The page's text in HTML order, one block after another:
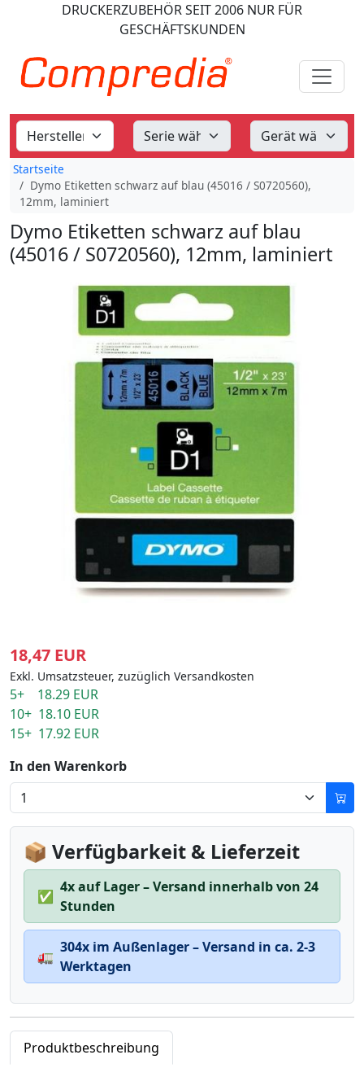
DRUCKERZUBEHÖRSEIT 2006 NUR FÜR
GESCHÄFTSKUNDEN
Startseite
Dymo Etiketten schwarz auf blau (45016 / S0720560),
12mm, laminiert
Dymo Etiketten schwarz auf blau
(45016 / S0720560), 12mm, laminiert
18,47 EUR
Exkl. Umsatzsteuer, zuzüglich Versandkosten
5+ 18.29 EUR
10+ 18.10 EUR
15+ 17.92 EUR
In den Warenkorb
📦 Verfügbarkeit & Lieferzeit
✅
4x auf Lager – Versand innerhalb von 24
Stunden
🚛
304x im Außenlager – Versand in ca. 2-3
Werktagen
Produktbeschreibung